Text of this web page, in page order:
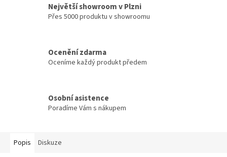
Největší showroom v Plzni
Přes 5000 produktu v showroomu
Ocenění zdarma
Oceníme každý produkt předem
Osobní asistence
Poradíme Vám s nákupem
Popis Diskuze